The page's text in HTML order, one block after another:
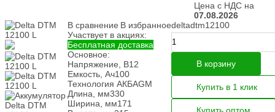
Цена с НДС на
07.08.2026
В сравнение В избранное
Участвует в акциях:
Бесплатная доставка
Основное:
Напряжение, В12
Емкость, Ач100
Технология АКБAGM
Длина, мм330
Ширина, мм171
deltadtm12100
В корзину
Купить в 1 клик